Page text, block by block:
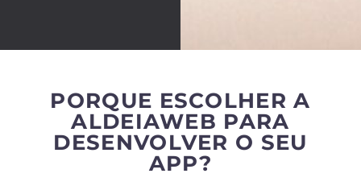
PORQUE ESCOLHER A
ALDEIAWEB PARA
DESENVOLVER O SEU
APP?